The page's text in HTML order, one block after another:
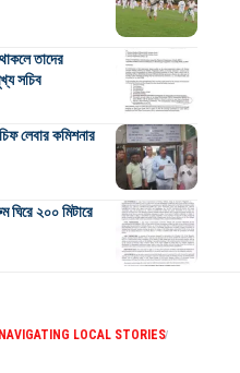
তাদের
সচিব
লেবার কমিশনার
২০০ মিটারে
LOCAL STORIES